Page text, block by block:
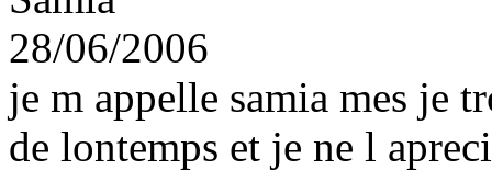
28/06/2006
je m appelle samia mes je
de lontemps et je ne l